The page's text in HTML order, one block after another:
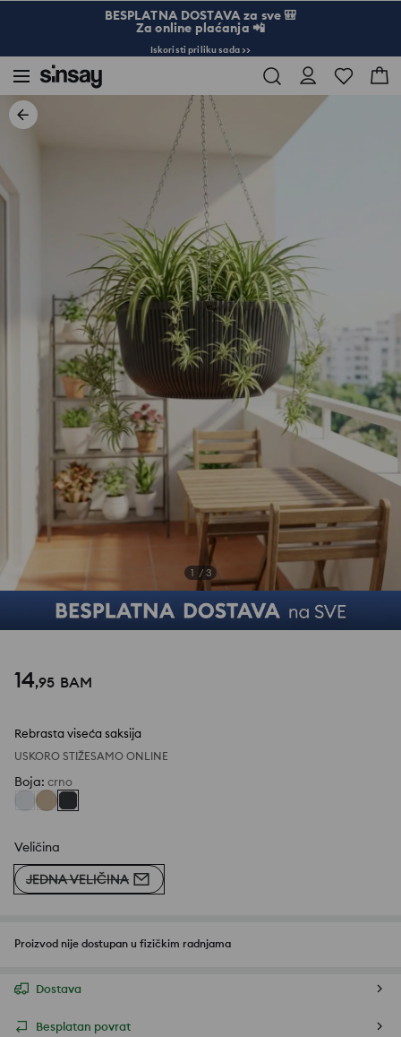
BESPLATNA DOSTAVA za sve 🎒
Za online plaćanja 📲
Iskoristi priliku sada >>
1 / 3
14,95 BAM
Rebrasta viseća saksija
USKORO STIŽESAMO ONLINE
Boja: crno
Veličina
JEDNA VELIČINA
Proizvod nije dostupan u fizičkim radnjama
Dostava
Besplatan povrat